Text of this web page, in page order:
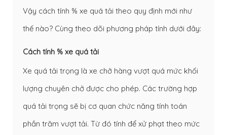
Vậy cách tính % xe quá tải theo quy định mới như
thế nào? Cùng theo dõi phương pháp tính dưới đây:
Cách tính % xe quá tải
Xe quá tải trọng là xe chở hàng vượt quá mức khối
lượng chuyên chở được cho phép. Các trường hợp
quá tải trọng sẽ bị cơ quan chức năng tính toán
phần trăm vượt tải. Từ đó tính để xử phạt theo mức